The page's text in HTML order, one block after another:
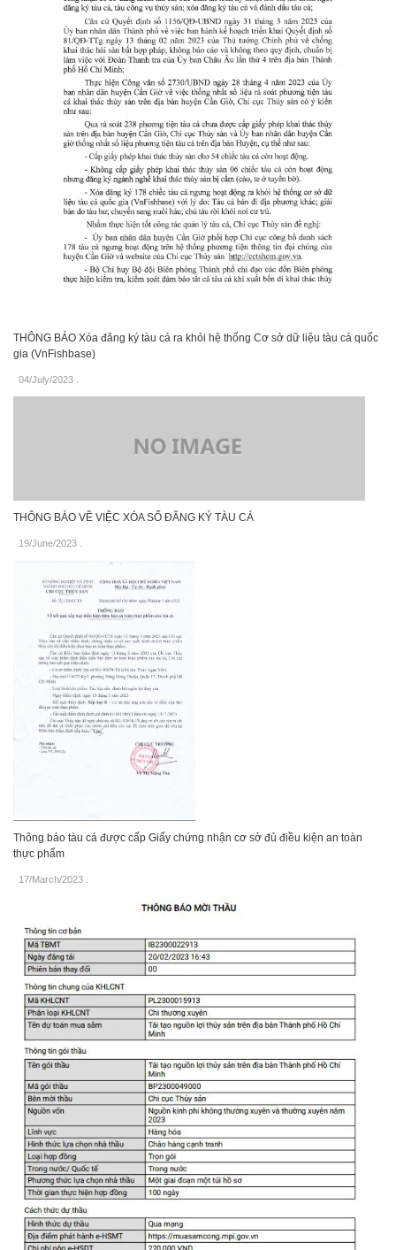
THÔNG BÁO Xóa đăng ký tàu cá ra khỏi hệ thống Cơ sở dữ liệu tàu cá quốc
gia (VnFishbase)
04/July/2023
THÔNG BÁO VỀ VIỆC XÓA SỐ ĐĂNG KÝ TÀU CÁ
19/June/2023
Thông báo tàu cá được cấp Giấy chứng nhận cơ sở đủ điều kiện an toàn
thực phẩm
17/March/2023